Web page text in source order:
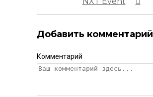
Добавить комментарий
Комментарий